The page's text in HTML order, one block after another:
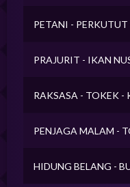
PETANI -
PRAJURIT - IKAN
RAKSASA - TOKEK -
PENJAGA MALAM -
HIDUNG BELANG -